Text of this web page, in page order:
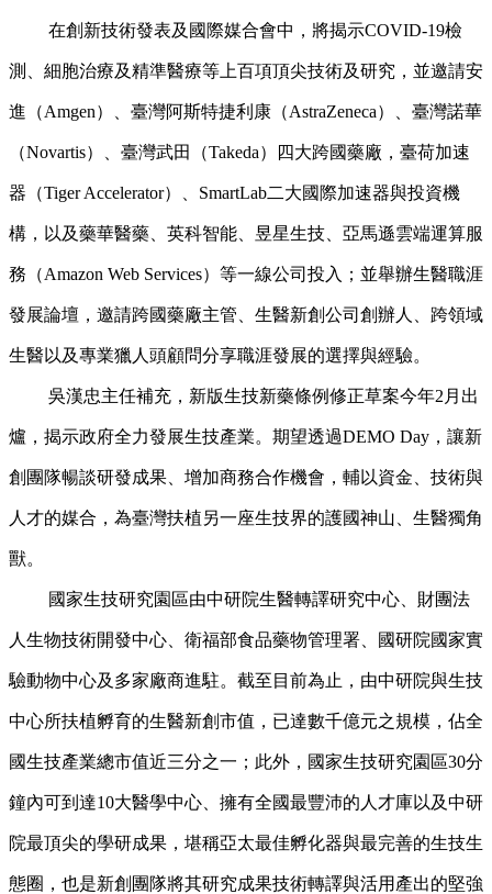
在創新技術發表及國際媒合會中，將揭示COVID-19檢
測、細胞治療及精準醫療等上百項頂尖技術及研究，並邀請安
進（Amgen）、臺灣阿斯特捷利康（AstraZeneca）、臺灣諾華
（Novartis）、臺灣武田（Takeda）四大跨國藥廠，臺荷加速
器（Tiger Accelerator）、SmartLab二大國際加速器與投資機
構，以及藥華醫藥、英科智能、昱星生技、亞馬遜雲端運算服
務（Amazon Web Services）等一線公司投入；並舉辦生醫職涯
發展論壇，邀請跨國藥廠主管、生醫新創公司創辦人、跨領域
生醫以及專業獵人頭顧問分享職涯發展的選擇與經驗。
吳漢忠主任補充，新版生技新藥條例修正草案今年2月出
爐，揭示政府全力發展生技產業。期望透過DEMO Day，讓新
創團隊暢談研發成果、增加商務合作機會，輔以資金、技術與
人才的媒合，為臺灣扶植另一座生技界的護國神山、生醫獨角
獸。
國家生技研究園區由中研院生醫轉譯研究中心、財團法
人生物技術開發中心、衛福部食品藥物管理署、國研院國家實
驗動物中心及多家廠商進駐。截至目前為止，由中研院與生技
中心所扶植孵育的生醫新創市值，已達數千億元之規模，佔全
國生技產業總市值近三分之一；此外，國家生技研究園區30分
鐘內可到達10大醫學中心、擁有全國最豐沛的人才庫以及中研
院最頂尖的學研成果，堪稱亞太最佳孵化器與最完善的生技生
態圈，也是新創團隊將其研究成果技術轉譯與活用產出的堅強